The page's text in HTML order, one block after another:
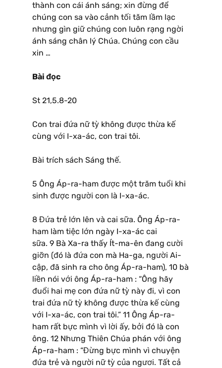
thành con cái ánh sáng; xin đừng để
chúng con sa vào cảnh tối tăm lầm lạc
nhưng gìn giữ chúng con luôn rạng ngời
ánh sáng chân lý Chúa. Chúng con cầu
xin …
Bài đọc
St 21,5.8-20
Con trai đứa nữ tỳ không được thừa kế
cùng với I-xa-ác, con trai tôi.
Bài trích sách Sáng thế.
5 Ông Áp-ra-ham được một trăm tuổi khi
sinh được người con là I-xa-ác.
8 Đứa trẻ lớn lên và cai sữa. Ông Áp-ra-
ham làm tiệc lớn ngày I-xa-ác cai
sữa. 9 Bà Xa-ra thấy Ít-ma-ên đang cười
giỡn (đó là đứa con mà Ha-ga, người Ai-
cập, đã sinh ra cho ông Áp-ra-ham), 10 bà
liền nói với ông Áp-ra-ham : “Ông hãy
đuổi hai mẹ con đứa nữ tỳ này đi, vì con
trai đứa nữ tỳ không được thừa kế cùng
với I-xa-ác, con trai tôi.” 11 Ông Áp-ra-
ham rất bực mình vì lời ấy, bởi đó là con
ông. 12 Nhưng Thiên Chúa phán với ông
Áp-ra-ham : “Đừng bực mình vì chuyện
đứa trẻ và người nữ tỳ của ngươi. Tất cả